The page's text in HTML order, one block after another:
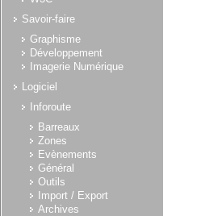
Savoir-faire
Graphisme
Développement
Imagerie Numérique
Logiciel
Inforoute
Barreaux
Zones
Evènements
Général
Outils
Import / Export
Archives